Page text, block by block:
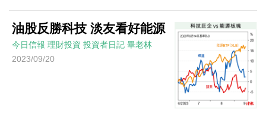
油股反勝科技 淡友看好能源
今日信報 理財投資 投資者日記 畢老林
2023/09/20